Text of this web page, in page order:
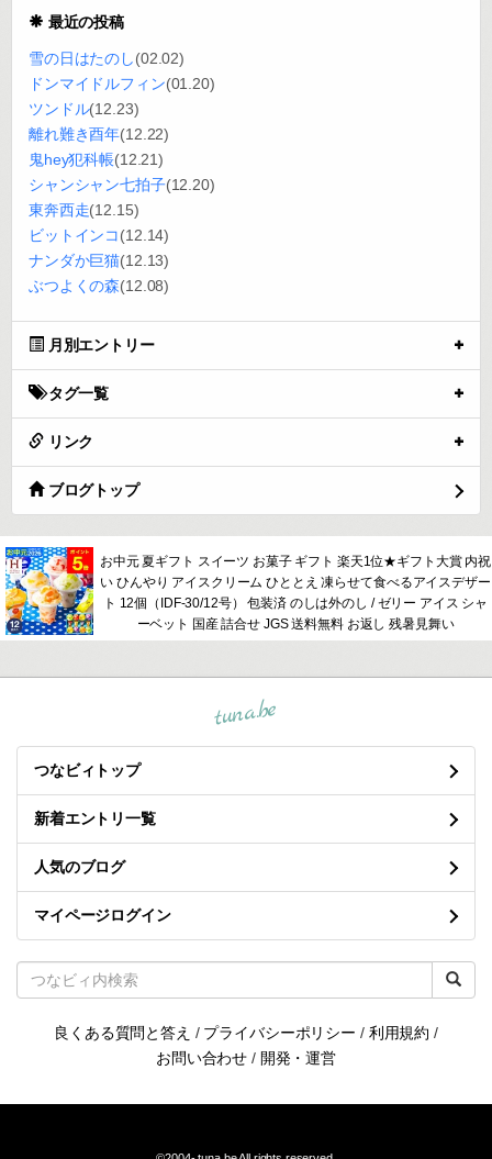
最近の投稿
雪の日はたのし(02.02)
ドンマイドルフィン(01.20)
ツンドル(12.23)
離れ難き酉年(12.22)
鬼hey犯科帳(12.21)
シャンシャン七拍子(12.20)
東奔西走(12.15)
ビットインコ(12.14)
ナンダか巨猫(12.13)
ぶつよくの森(12.08)
月別エントリー
タグ一覧
リンク
ブログトップ
お中元 夏ギフト スイーツ お菓子 ギフト 楽天1位★ギフト大賞 内祝
い ひんやり アイスクリーム ひととえ 凍らせて食べるアイスデザー
ト 12個（IDF-30/12号） 包装済 のしは外のし / ゼリー アイス シャ
ーベット 国産 詰合せ JGS 送料無料 お返し 残暑見舞い
tuna.be
つなビィトップ
新着エントリ一覧
人気のブログ
マイページログイン
良くある質問と答え / プライバシーポリシー / 利用規約 /
お問い合わせ / 開発・運営